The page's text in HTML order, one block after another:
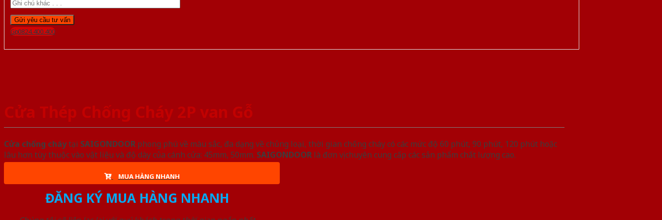
Gọi 0824.400.400
Cửa Thép Chống Cháy 2P van Gỗ
Cửa chống cháytại SAIGONDOOR phong phú về màu sắc, đa dạng về chủng loại, thời gian chống cháy có các mức độ 60 phút, 90 phút, 120 phút hoặc
lâu hơn tùy thuộc vào vật liệu và độ dày của cánh cửa: 45mm, 50mm. SAIGONDOOR là đơn vị chuyên cung cấp các sản phẩm chất lượng cao.
MUA HÀNG NHANH
ĐĂNG KÝ MUA HÀNG NHANH